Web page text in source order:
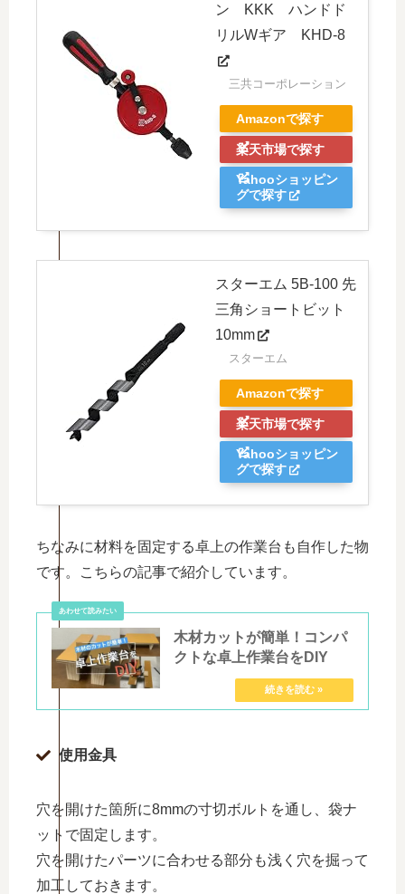
ン KKK ハンドド
リルWギア KHD-8
三共コーポレーション
Amazonで探す
楽天市場で探す
Yahooショッピン
グで探す
スターエム 5B-100 先
三角ショートビット
10mm
スターエム
Amazonで探す
楽天市場で探す
Yahooショッピン
グで探す
ちなみに材料を固定する卓上の作業台も自作した物
です。こちらの記事で紹介しています。
木材カットが簡単！コンパ
クトな卓上作業台をDIY
使用金具
穴を開けた箇所に8mmの寸切ボルトを通し、袋ナ
ットで固定します。
穴を開けたパーツに合わせる部分も浅く穴を掘って
加工しておきます。